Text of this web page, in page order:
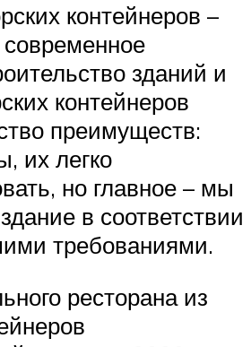
контейнеров –
зданий и
контейнеров
преимуществ:
их легко
но главное – мы
в соответствии
требованиями.
ресторана из